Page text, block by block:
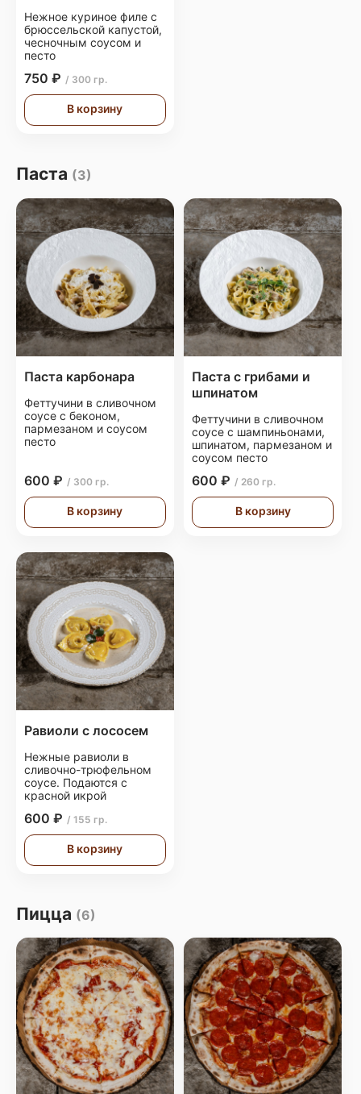
Нежное куриное филе с
брюссельской капустой,
чесночным соусом и
песто
750 ₽ / 300 гр.
В корзину
Паста (3)
Паста карбонара
Феттучини в сливочном
соусе с беконом,
пармезаном и соусом
песто
600 ₽ / 300 гр.
В корзину
Паста с грибами и
шпинатом
Феттучини в сливочном
соусе с шампиньонами,
шпинатом, пармезаном и
соусом песто
600 ₽ / 260 гр.
В корзину
Равиоли с лососем
Нежные равиоли в
сливочно-трюфельном
соусе. Подаются с
красной икрой
600 ₽ / 155 гр.
В корзину
Пицца (6)